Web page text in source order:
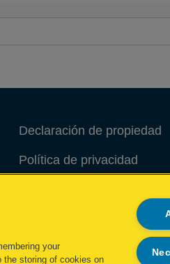
Declaración de propiedad
Política de privacidad
Administrar mis datos
your
the storing of cookies on